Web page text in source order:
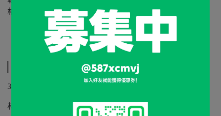
格能令導熱更快，直火加熱更有效。
300 ml 單層鈦杯：
材質：鈦